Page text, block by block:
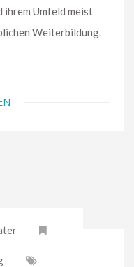
ihrem Umfeld meist
Weiterbildung.